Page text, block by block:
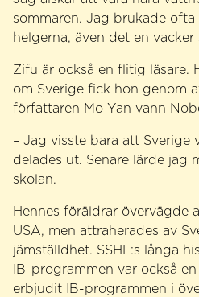
sommaren. Jag brukade
helgerna, även det en vacker
Zifu är också en flitig läsare.
om Sverige fick hon genom
författaren Mo Yan vann
– Jag visste bara att Sverige
delades ut. Senare lärde jag
skolan.
Hennes föräldrar övervägde
USA, men attraherades av
jämställdhet. SSHL:s långa
IB-programmen var också
erbjudit IB-programmen i